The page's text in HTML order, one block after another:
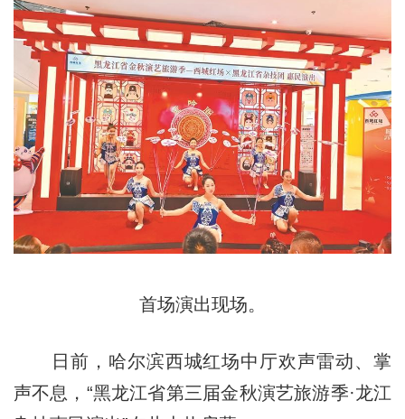
首场演出现场。
日前，哈尔滨西城红场中厅欢声雷动、掌
声不息，“黑龙江省第三届金秋演艺旅游季·龙江